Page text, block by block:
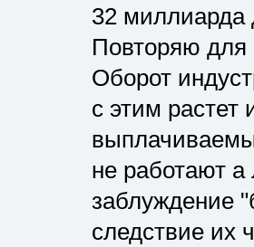
32 миллиарда
Повторяю для
Оборот
с этим растет
не работают
заблуждение
следствие их